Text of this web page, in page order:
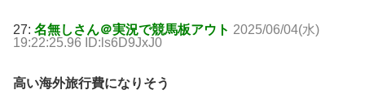
27: 名無しさん＠実況で競馬板アウト 2025/06/04(水)
19:22:25.96 ID:ls6D9JxJ0
高い海外旅行費になりそう